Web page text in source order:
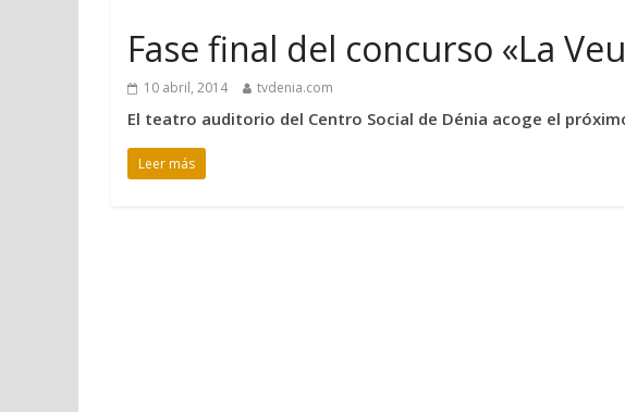
Fase final del concurso «La
10 abril, 2014 tvdenia.com
El teatro auditorio del Centro Social de Dénia acoge el
Leer más